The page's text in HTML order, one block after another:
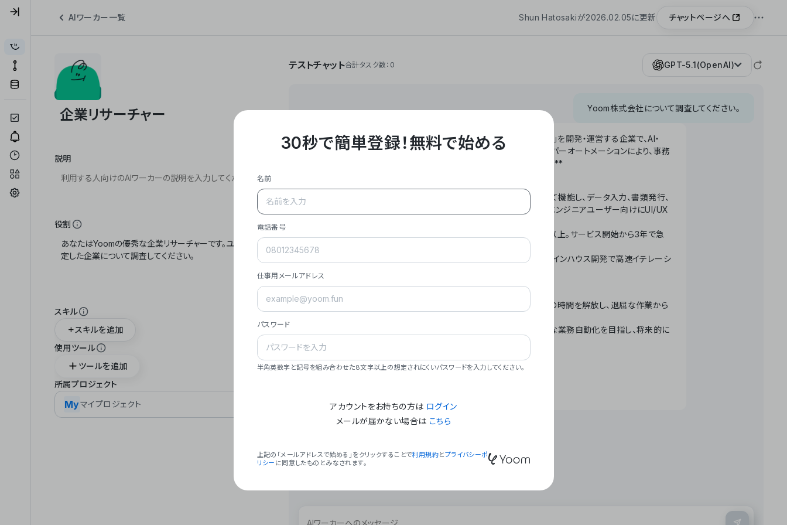
AIワーカー一覧 Shun Hatosakiが2026.02.05に更新 チャットページへ
説明
役割
スキル
スキルを追加
使用ツール
ツールを追加
所属プロジェクト
Myマイプロジェクト
テストチャット合計タスク数：0 GPT-5.1(OpenAI)
Yoom株式会社について調査してください。
**Yoom株式会社は、ビジネスオートメーションSaaS「Yoom」を開発・運営する企業で、AI・
API・RPA・OCRなどの技術をノーコードで組み合わせたハイパーオートメーションにより、事務
作業やデスクワークを自動化するサービスを提供しています。**
- **主力プロダクト「Yoom」**: SaaS連携データベースとして機能し、データ入力、書類発行、
メール対応、請求書処理、日報作成などの業務を自動化。非エンジニアユーザー向けにUI/UX
- **実績**: 国内利用社数20,000社超、直近成長率300%以上。サービス開始から3年で急
- **強み**: すべての自動化技術を1プラットフォームで完結。インハウス開発で高速イテレーシ
- **ミッション**: 「We Make Time」 – テクノロジーで人々の時間を解放し、退屈な作業から
- **ビジョン**: 「Global Business Automation」 – 世界的な業務自動化を目指し、将来的に
### 会社概要
30秒で簡単登録！無料で始める
名前
電話番号
仕事用メールアドレス
パスワード
半角英数字と記号を組み合わせた8文字以上の想定されにくいパスワードを入力してください。
アカウントをお持ちの方は ログイン
メールが届かない場合は こちら
上記の「メールアドレスで始める」をクリックすることで利用規約とプライバシーポ
リシー に同意したものとみなされます。